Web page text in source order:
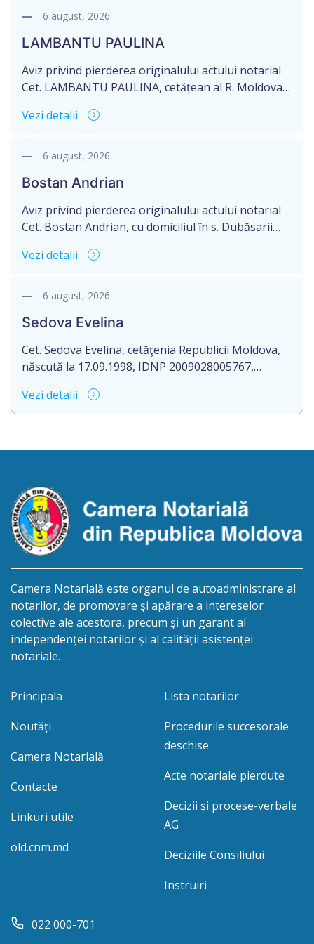
26.03.2026, autentificat de notarul Dumbrava
6 august, 2026
LAMBANTU PAULINA
Aviz privind pierderea originalului actului notarial
Cet. LAMBANTU PAULINA, cetățean al R. Moldova,
domiciliată în R. Moldova, r-nul Anenii Noi, satul
actului notarial: Certificatului de moștenitor
notarul din or. Sîngerei – G. Horoșaia (licența nr.
027).
Vezi detalii
6 august, 2026
Bostan Andrian
Aviz privind pierderea originalului actului notarial
Cet. Bostan Andrian, cu domiciliul în s. Dubăsarii
originalului actului notarial: Certificatului de
09.07.2010, eliberat de notarul public Petru
decedat la 27.08.2024.
Vezi detalii
6 august, 2026
Sedova Evelina
Cet. Sedova Evelina, cetăţenia Republicii Moldova,
născută la 17.09.1998, IDNP 2009028005767,
19, ap. 407, aduce la cunoștință pierderea
originalului actului notarial: Contractul de donație
29.12.2023, autentificat de Romanescu Mihail-
Vezi detalii
Camera Notarială este organul de autoadministrare al
notarilor, de promovare şi apărare a intereselor
colective ale acestora, precum şi un garant al
independenței notarilor și al calității asistenței
notariale.
Principala
Noutăți
Camera Notarială
Contacte
Linkuri utile
old.cnm.md
Lista notarilor
Procedurile succesorale
deschise
Acte notariale pierdute
Decizii și procese-verbale
AG
Deciziile Consiliului
Instruiri
022 000-701